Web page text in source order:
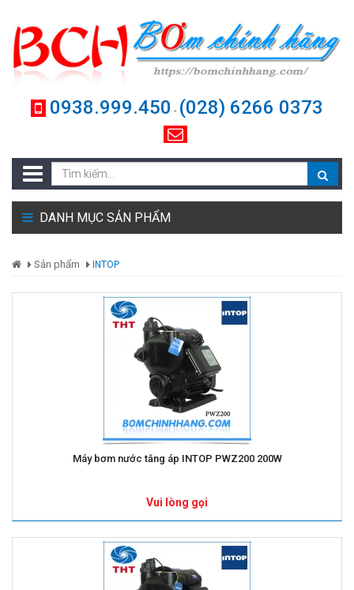
0938.999.450 - (028) 6266 0373
DANH MỤC SẢN PHẨM
Sản phẩm INTOP
Máy bơm nước tăng áp INTOP PWZ200 200W
Vui lòng gọi